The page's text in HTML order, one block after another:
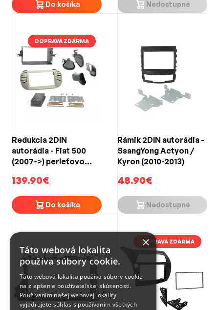
Do košíka Nedostupné
DOPRAVA ZDARMA
Redukcia 2DIN
autorádia - Fiat 500
(2007->) perleťovo
139.90€
Do košíka
Rámik 2DIN autorádia -
SsangYong Actyon /
Kyron (2010-2013)
48.90€
Nedostupné
DOPRAVA ZDARMA
×
Táto webová lokalita
používa súbory cookie.
Táto webová lokalita používa súbory cookie
na zlepšenie používateľskej skúsenosti.
Používaním našej webovej lokality
vyjadrujete súhlas s používaním všetkých